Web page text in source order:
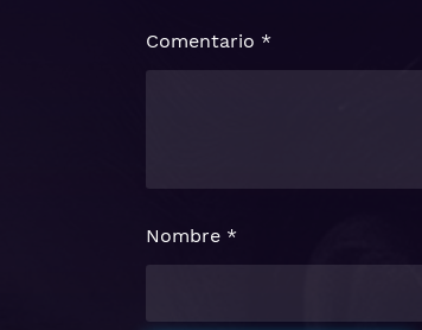
Comentario *
Nombre *